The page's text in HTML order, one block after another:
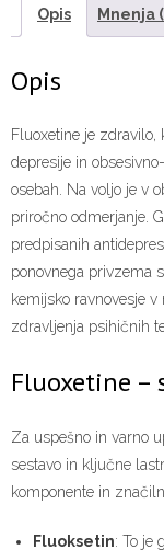
Opis Mnenja
Opis
Fluoxetine je
depresije in
osebah. Na voljo je v
priročno odmerjanje.
predpisanih
ponovnega privzema
kemijsko ravnovesje
zdravljenja psihičnih
Fluoxetine –
Za uspešno in varno
sestavo in ključne
komponente in
Fluoksetin: To je